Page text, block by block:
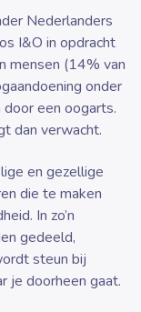
Nederlanders
I&O in opdracht
mensen (14% van
onder
een oogarts.
dan verwacht.
en gezellige
die te maken
In zo’n
gedeeld,
steun bij
je doorheen gaat.